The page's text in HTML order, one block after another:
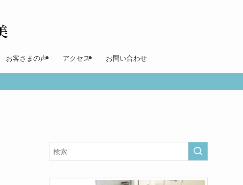
お客さまの声 アクセス お問い合わせ